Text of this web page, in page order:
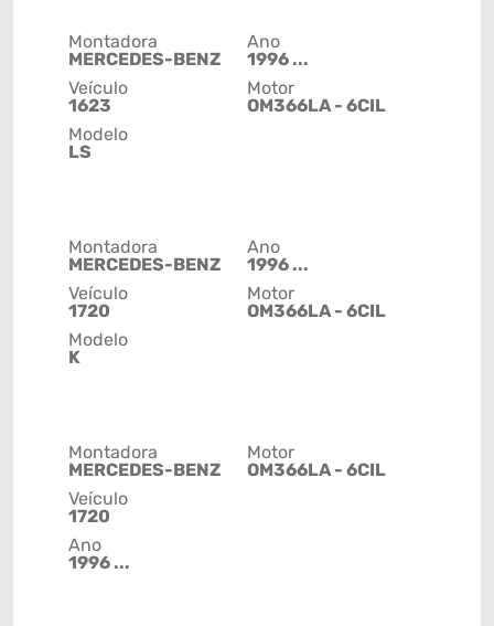
Montadora
MERCEDES-BENZ
Veículo
1623
Modelo
LS
Ano
1996 ...
Motor
OM366LA - 6CIL
Montadora
MERCEDES-BENZ
Veículo
1720
Modelo
K
Ano
1996 ...
Motor
OM366LA - 6CIL
Montadora
MERCEDES-BENZ
Veículo
1720
Ano
1996 ...
Motor
OM366LA - 6CIL